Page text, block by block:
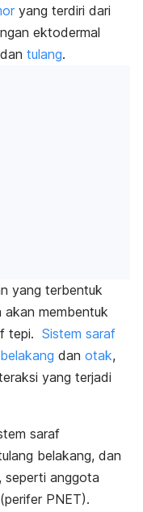
yang terdiri dari
ektodermal
tulang.
yang terbentuk
akan membentuk
tepi. Sistem saraf
dan otak,
yang terjadi
saraf
belakang, dan
seperti anggota
PNET).